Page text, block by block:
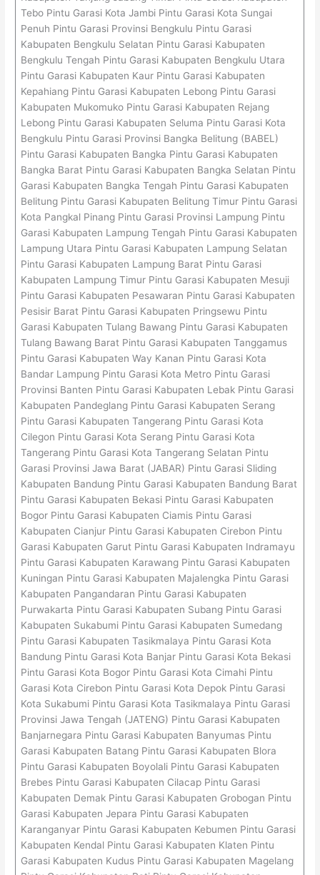
Tebo Pintu Garasi Kota Jambi Pintu Garasi Kota Sungai
Penuh Pintu Garasi Provinsi Bengkulu Pintu Garasi
Kabupaten Bengkulu Selatan Pintu Garasi Kabupaten
Bengkulu Tengah Pintu Garasi Kabupaten Bengkulu Utara
Pintu Garasi Kabupaten Kaur Pintu Garasi Kabupaten
Kepahiang Pintu Garasi Kabupaten Lebong Pintu Garasi
Kabupaten Mukomuko Pintu Garasi Kabupaten Rejang
Lebong Pintu Garasi Kabupaten Seluma Pintu Garasi Kota
Bengkulu Pintu Garasi Provinsi Bangka Belitung (BABEL)
Pintu Garasi Kabupaten Bangka Pintu Garasi Kabupaten
Bangka Barat Pintu Garasi Kabupaten Bangka Selatan Pintu
Garasi Kabupaten Bangka Tengah Pintu Garasi Kabupaten
Belitung Pintu Garasi Kabupaten Belitung Timur Pintu Garasi
Kota Pangkal Pinang Pintu Garasi Provinsi Lampung Pintu
Garasi Kabupaten Lampung Tengah Pintu Garasi Kabupaten
Lampung Utara Pintu Garasi Kabupaten Lampung Selatan
Pintu Garasi Kabupaten Lampung Barat Pintu Garasi
Kabupaten Lampung Timur Pintu Garasi Kabupaten Mesuji
Pintu Garasi Kabupaten Pesawaran Pintu Garasi Kabupaten
Pesisir Barat Pintu Garasi Kabupaten Pringsewu Pintu
Garasi Kabupaten Tulang Bawang Pintu Garasi Kabupaten
Tulang Bawang Barat Pintu Garasi Kabupaten Tanggamus
Pintu Garasi Kabupaten Way Kanan Pintu Garasi Kota
Bandar Lampung Pintu Garasi Kota Metro Pintu Garasi
Provinsi Banten Pintu Garasi Kabupaten Lebak Pintu Garasi
Kabupaten Pandeglang Pintu Garasi Kabupaten Serang
Pintu Garasi Kabupaten Tangerang Pintu Garasi Kota
Cilegon Pintu Garasi Kota Serang Pintu Garasi Kota
Tangerang Pintu Garasi Kota Tangerang Selatan Pintu
Garasi Provinsi Jawa Barat (JABAR) Pintu Garasi Sliding
Kabupaten Bandung Pintu Garasi Kabupaten Bandung Barat
Pintu Garasi Kabupaten Bekasi Pintu Garasi Kabupaten
Bogor Pintu Garasi Kabupaten Ciamis Pintu Garasi
Kabupaten Cianjur Pintu Garasi Kabupaten Cirebon Pintu
Garasi Kabupaten Garut Pintu Garasi Kabupaten Indramayu
Pintu Garasi Kabupaten Karawang Pintu Garasi Kabupaten
Kuningan Pintu Garasi Kabupaten Majalengka Pintu Garasi
Kabupaten Pangandaran Pintu Garasi Kabupaten
Purwakarta Pintu Garasi Kabupaten Subang Pintu Garasi
Kabupaten Sukabumi Pintu Garasi Kabupaten Sumedang
Pintu Garasi Kabupaten Tasikmalaya Pintu Garasi Kota
Bandung Pintu Garasi Kota Banjar Pintu Garasi Kota Bekasi
Pintu Garasi Kota Bogor Pintu Garasi Kota Cimahi Pintu
Garasi Kota Cirebon Pintu Garasi Kota Depok Pintu Garasi
Kota Sukabumi Pintu Garasi Kota Tasikmalaya Pintu Garasi
Provinsi Jawa Tengah (JATENG) Pintu Garasi Kabupaten
Banjarnegara Pintu Garasi Kabupaten Banyumas Pintu
Garasi Kabupaten Batang Pintu Garasi Kabupaten Blora
Pintu Garasi Kabupaten Boyolali Pintu Garasi Kabupaten
Brebes Pintu Garasi Kabupaten Cilacap Pintu Garasi
Kabupaten Demak Pintu Garasi Kabupaten Grobogan Pintu
Garasi Kabupaten Jepara Pintu Garasi Kabupaten
Karanganyar Pintu Garasi Kabupaten Kebumen Pintu Garasi
Kabupaten Kendal Pintu Garasi Kabupaten Klaten Pintu
Garasi Kabupaten Kudus Pintu Garasi Kabupaten Magelang